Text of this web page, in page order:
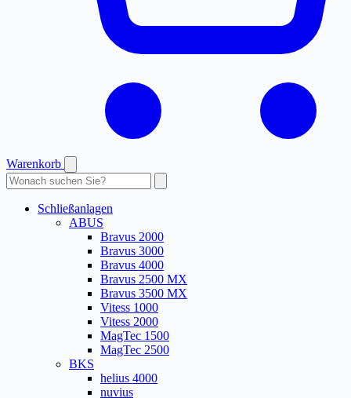
Warenkorb
Produkte
durchsuchen
Schließanlagen
ABUS
Bravus 2000
Bravus 3000
Bravus 4000
Bravus 2500 MX
Bravus 3500 MX
Vitess 1000
Vitess 2000
MagTec 1500
MagTec 2500
BKS
helius 4000
nuvius